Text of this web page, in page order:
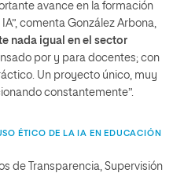
avance en la formación
comenta González Arbona,
nada igual en el sector
por y para docentes; con
Un proyecto único, muy
constantemente”.
ÉTICO DE LA IA EN EDUCACIÓN
de Transparencia, Supervisión